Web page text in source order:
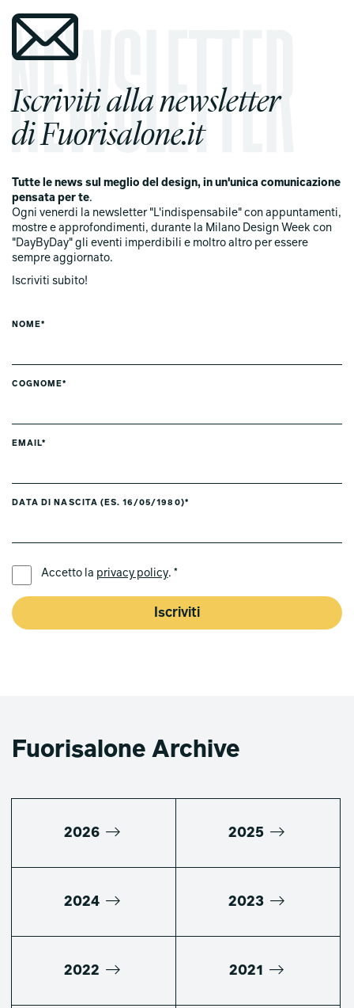
Iscriviti alla newsletter
di Fuorisalone.it
Tutte le news sul meglio del design, in un'unica comunicazione
pensata per te.
Ogni venerdi la newsletter "L'indispensabile" con appuntamenti,
mostre e approfondimenti, durante la Milano Design Week con
"DayByDay" gli eventi imperdibili e moltro altro per essere
sempre aggiornato.
Iscriviti subito!
NOME*
COGNOME*
EMAIL*
DATA DI NASCITA (ES. 16/05/1980)*
Accetto la privacy policy. *
Iscriviti
Fuorisalone Archive
2026 2025
2024 2023
2022 2021